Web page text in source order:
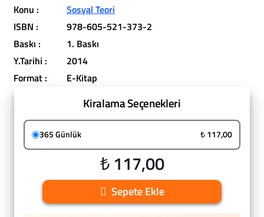
Konu :
Sosyal Teori
ISBN :
978-605-521-373-2
Baskı :
1. Baskı
Y.Tarihi :
2014
Format :
E-Kitap
Kiralama Seçenekleri
365 Günlük ₺ 117,00
₺ 117,00
Sepete Ekle